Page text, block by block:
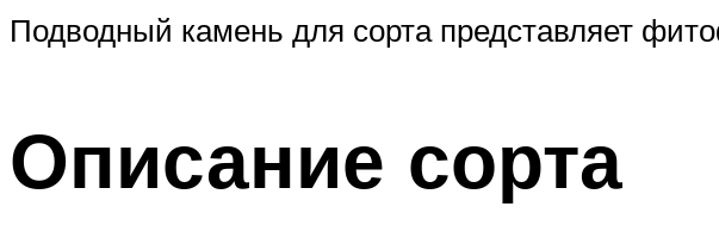
Подводный камень для сорта представляет
Описание сорта